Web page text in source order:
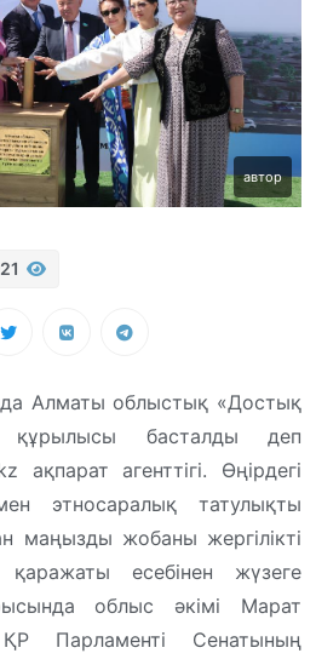
автор
Алматы облыстық «Достық
құрылысы басталды деп
ақпарат агенттігі. Өңірдегі
этносаралық татулықты
маңызды жобаны жергілікті
қаражаты есебінен жүзеге
облыс әкімі Марат
Парламенті Сенатының